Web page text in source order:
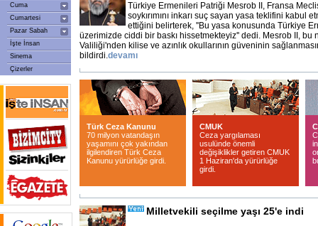
Cuma
Cumartesi
Pazar Sabah
İşte İnsan
Sinema
Çizerler
Türkiye Ermenileri Patriği Mesrob II, Fransa
soykırımını inkarı suç sayan yasa teklifini kabul
ettiğini belirterek, ''Bu yasa konusunda Türkiye
üzerimizde ciddi bir baskı hissetmekteyiz'' dedi. Mesrob II, bu
Valiliği'nden kilise ve azınlık okullarının güveninin
bildirdi.devamı
Türk Ceza Kanunu
70 milyon vatandaşın
yaşamını çok yakından
ilgilendiren Türk Ceza
Kanunu yürürlüğe girdi.
CMUK
Ceza yargılaması
usulünde önemli
değişiklikler getiren CMUK
1 Haziran'da yürürlüğe
girdi.
Milletvekili seçilme yaşı 25'e indi